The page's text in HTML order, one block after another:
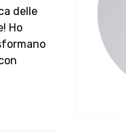
delle
Ho